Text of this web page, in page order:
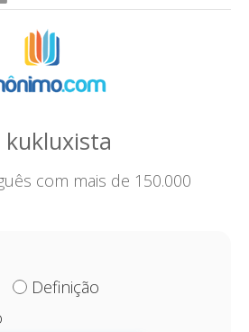
kukluxista
com mais de 150.000
Definição